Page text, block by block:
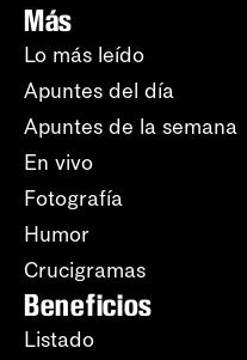
Más
Lo más leído
Apuntes del día
Apuntes de la semana
En vivo
Fotografía
Humor
Crucigramas
Beneficios
Listado